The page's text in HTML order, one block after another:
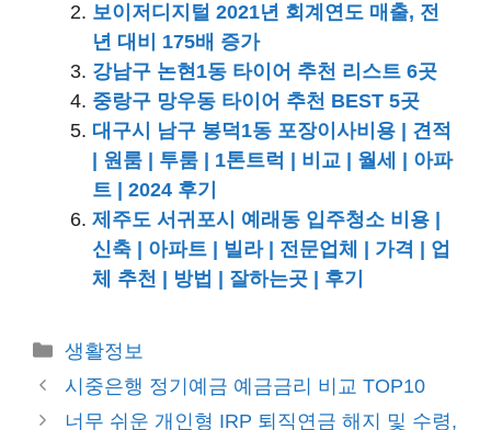
보이저디지털 2021년 회계연도 매출, 전
년 대비 175배 증가
강남구 논현1동 타이어 추천 리스트 6곳
중랑구 망우동 타이어 추천 BEST 5곳
대구시 남구 봉덕1동 포장이사비용 | 견적
| 원룸 | 투룸 | 1톤트럭 | 비교 | 월세 | 아파
트 | 2024 후기
제주도 서귀포시 예래동 입주청소 비용 |
신축 | 아파트 | 빌라 | 전문업체 | 가격 | 업
체 추천 | 방법 | 잘하는곳 | 후기
카
테
생활정보
시중은행 정기예금 예금금리 비교 TOP10
너무 쉬운 개인형 IRP 퇴직연금 해지 및 수령,